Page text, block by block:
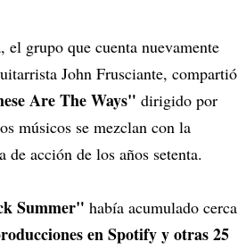
el grupo que cuenta nuevamente
John Frusciante, compartió
Are The Ways" dirigido por
músicos se mezclan con la
de acción de los años setenta.
Summer" había acumulado cerca
en Spotify y otras 25